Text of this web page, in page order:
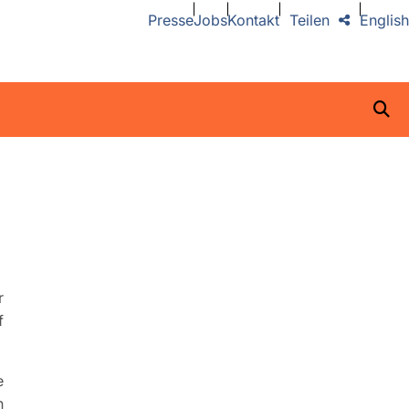
PresseJobsKontakt English
Teilen